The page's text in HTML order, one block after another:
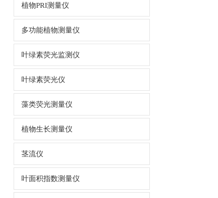
植物PRI测量仪
多功能植物测量仪
叶绿素荧光监测仪
叶绿素荧光仪
藻类荧光测量仪
植物生长测量仪
茎流仪
叶面积指数测量仪